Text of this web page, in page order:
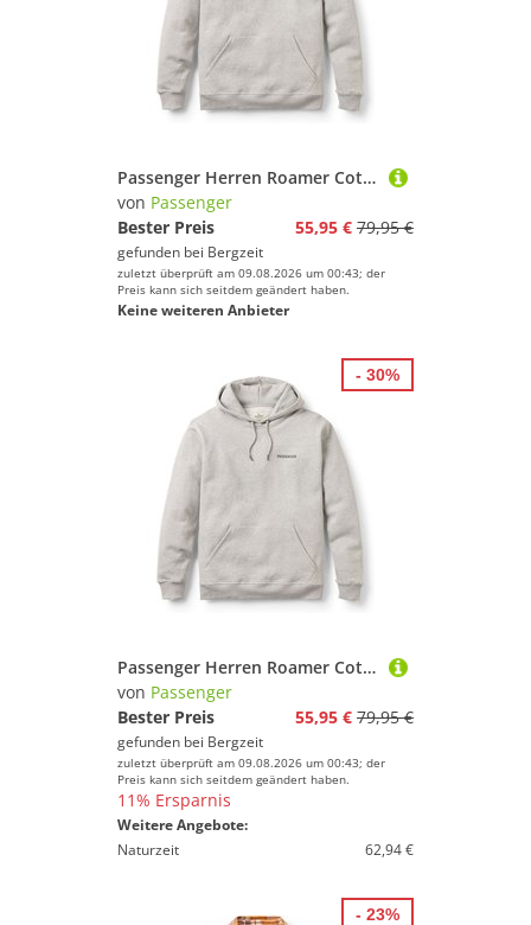
Passenger Herren Roamer Cotton Hoodie
von Passenger
Bester Preis
55,95 € 79,95 €
gefunden bei Bergzeit
zuletzt überprüft am 09.08.2026 um 00:43; der
Preis kann sich seitdem geändert haben.
Keine weiteren Anbieter
Passenger Herren Roamer Cotton Hoodie
von Passenger
Bester Preis
55,95 € 79,95 €
gefunden bei Bergzeit
zuletzt überprüft am 09.08.2026 um 00:43; der
Preis kann sich seitdem geändert haben.
11% Ersparnis
Weitere Angebote:
Naturzeit
62,94 €
- 30%
- 23%